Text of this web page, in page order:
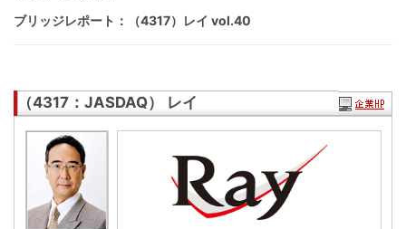
ブリッジレポート：（4317）レイ vol.40
（4317：JASDAQ） レイ